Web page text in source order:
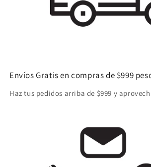
Envíos Gratis en compras de $999
Haz tus pedidos arriba de $999 y